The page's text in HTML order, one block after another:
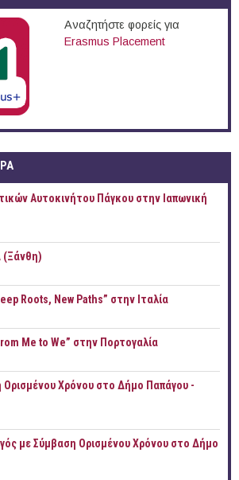
Αναζητήστε φορείς για
Erasmus Placement
Αυτοκινήτου Πάγκου στην Ιαπωνική
(Ξάνθη)
Roots, New Paths” στην Ιταλία
Me to We” στην Πορτογαλία
Χρόνου στο Δήμο Παπάγου -
με Σύμβαση Ορισμένου Χρόνου στο Δήμο